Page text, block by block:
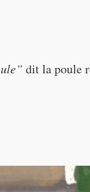
too tired."
dit la poule